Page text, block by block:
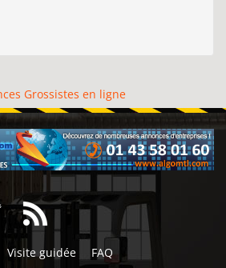
Grossistes en ligne
Visite guidée FAQ